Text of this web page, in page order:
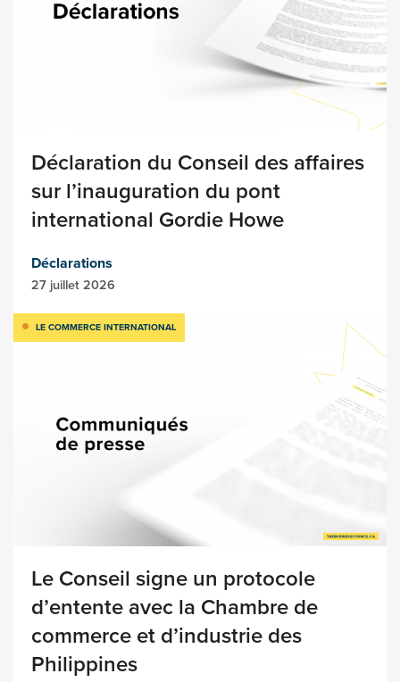
Déclaration du Conseil des affaires
sur l’inauguration du pont
international Gordie Howe
Déclarations
27 juillet 2026
LE COMMERCE INTERNATIONAL
Le Conseil signe un protocole
d’entente avec la Chambre de
commerce et d’industrie des
Philippines